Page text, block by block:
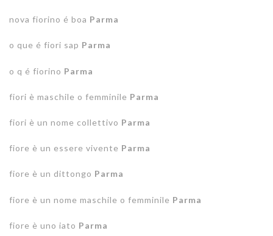
nova fiorino é boa Parma
o que é fiori sap Parma
o q é fiorino Parma
fiori è maschile o femminile Parma
fiori è un nome collettivo Parma
fiore è un essere vivente Parma
fiore è un dittongo Parma
fiore è un nome maschile o femminile Parma
fiore è uno iato Parma